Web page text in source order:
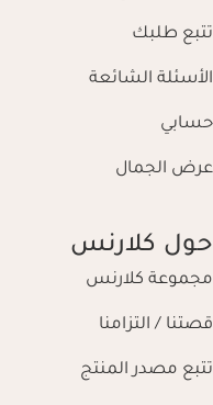
تتبع طلبك
الأسئلة الشائعة
حسابي
عرض الجمال
حول كلارنس
مجموعة كلارنس
قصتنا / التزامنا
تتبع مصدر المنتج